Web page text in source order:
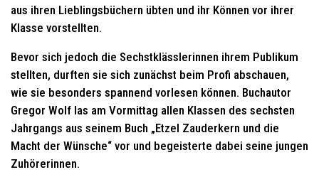
aus ihren Lieblingsbüchern übten und ihr Können vor ihrer
Klasse vorstellten.
Bevor sich jedoch die Sechstklässlerinnen ihrem Publikum
stellten, durften sie sich zunächst beim Profi abschauen,
wie sie besonders spannend vorlesen können. Buchautor
Gregor Wolf las am Vormittag allen Klassen des sechsten
Jahrgangs aus seinem Buch „Etzel Zauderkern und die
Macht der Wünsche“ vor und begeisterte dabei seine jungen
Zuhörerinnen.